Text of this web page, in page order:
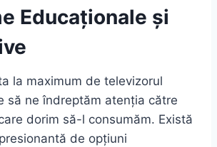
Educaționale și
la maximum de televizorul
să ne îndreptăm atenția către
dorim să-l consumăm. Există
de opțiuni